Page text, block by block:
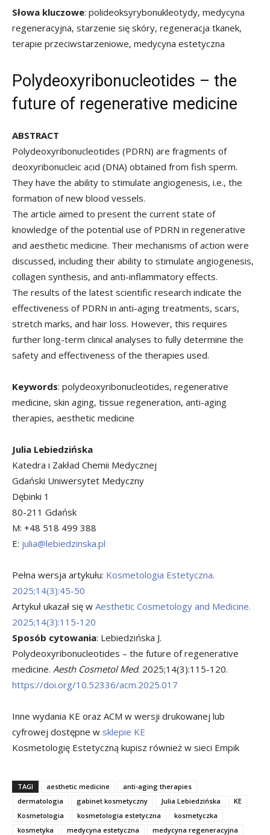
Słowa kluczowe: polideoksyrybonukleotydy, medycyna
regeneracyjna, starzenie się skóry, regeneracja tkanek,
terapie przeciwstarzeniowe, medycyna estetyczna
Polydeoxyribonucleotides – the
future of regenerative medicine
ABSTRACT
Polydeoxyribonucleotides (PDRN) are fragments of
deoxyribonucleic acid (DNA) obtained from fish sperm.
They have the ability to stimulate angiogenesis, i.e., the
formation of new blood vessels.
The article aimed to present the current state of
knowledge of the potential use of PDRN in regenerative
and aesthetic medicine. Their mechanisms of action were
discussed, including their ability to stimulate angiogenesis,
collagen synthesis, and anti-inflammatory effects.
The results of the latest scientific research indicate the
effectiveness of PDRN in anti-aging treatments, scars,
stretch marks, and hair loss. However, this requires
further long-term clinical analyses to fully determine the
safety and effectiveness of the therapies used.
Keywords: polydeoxyribonucleotides, regenerative
medicine, skin aging, tissue regeneration, anti-aging
therapies, aesthetic medicine
Julia Lebiedzińska
Katedra i Zakład Chemii Medycznej
Gdański Uniwersytet Medyczny
Dębinki 1
80-211 Gdańsk
M: +48 518 499 388
E: julia@lebiedzinska.pl
Pełna wersja artykułu: Kosmetologia Estetyczna.
2025;14(3):45-50
Artykuł ukazał się w Aesthetic Cosmetology and Medicine.
2025;14(3):115-120
Sposób cytowania: Lebiedzińska J.
Polydeoxyribonucleotides – the future of regenerative
medicine. Aesth Cosmetol Med. 2025;14(3):115-120.
https://doi.org/10.52336/acm.2025.017
Inne wydania KE oraz ACM w wersji drukowanej lub
cyfrowej dostępne w sklepie KE
Kosmetologię Estetyczną kupisz również w sieci Empik
TAGI aesthetic medicine
anti-aging therapies
dermatologia
gabinet kosmetyczny Julia Lebiedzińska
KE
Kosmetologia
kosmetologia estetyczna
kosmetyczka
kosmetyka
medycyna estetyczna
medycyna regeneracyjna